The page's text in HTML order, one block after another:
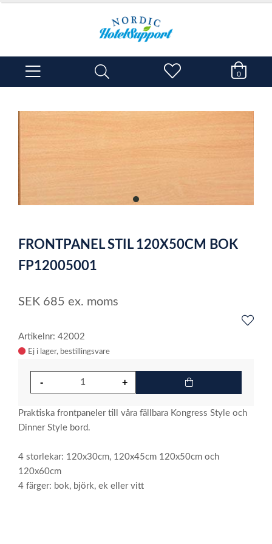
0
item
of
1
FRONTPANEL STIL 120X50CM BOK
FP12005001
SEK 685 ex. moms
Artikelnr: 42002
Ej i lager
Praktiska frontpaneler till våra fällbara Kongress Style och
Dinner Style bord.
4 storlekar: 120x30cm, 120x45cm 120x50cm och
120x60cm
4 färger: bok, björk, ek eller vitt